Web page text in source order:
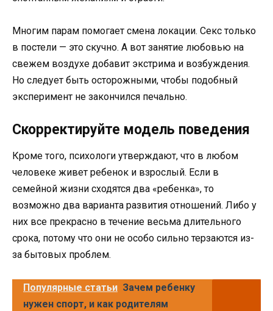
Многим парам помогает смена локации. Секс только
в постели — это скучно. А вот занятие любовью на
свежем воздухе добавит экстрима и возбуждения.
Но следует быть осторожными, чтобы подобный
эксперимент не закончился печально.
Скорректируйте модель поведения
Кроме того, психологи утверждают, что в любом
человеке живет ребенок и взрослый. Если в
семейной жизни сходятся два «ребенка», то
возможно два варианта развития отношений. Либо у
них все прекрасно в течение весьма длительного
срока, потому что они не особо сильно терзаются из-
за бытовых проблем.
Популярные статьи Зачем ребенку
нужен спорт, и как родителям